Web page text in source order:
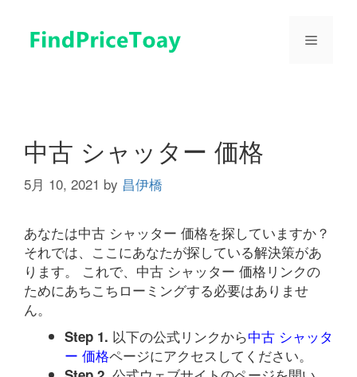
メ
中古 シャッター 価格
5月 10, 2021 by 昌伊橋
あなたは中古 シャッター 価格を探していますか？
それでは、ここにあなたが探している解決策があ
ります。 これで、中古 シャッター 価格リンクの
ためにあちこちローミングする必要はありませ
ん。
Step 1. 以下の公式リンクから中古 シャッタ
ー 価格ページにアクセスしてください。